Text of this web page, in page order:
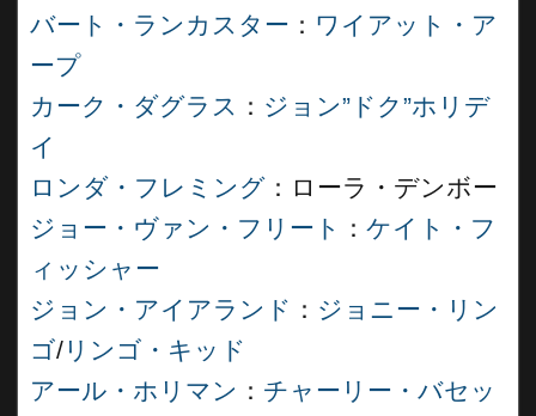
バート・ランカスター ： ワイアット・ア
ープ
カーク・ダグラス ： ジョン”ドク”ホリデ
イ
ロンダ・フレミング ：ローラ・デンボー
ジョー・ヴァン・フリート
： ケイト・フ
ィッシャー
ジョン・アイアランド ： ジョニー・リン
ゴ/ リンゴ・キッド
アール・ホリマン ： チャーリー・バセッ